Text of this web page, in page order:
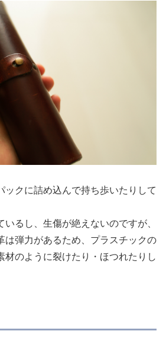
ックに詰め込んで持ち歩いたりして
るし、生傷が絶えないのですが、
は弾力があるため、プラスチックの
材のように裂けたり・ほつれたりし